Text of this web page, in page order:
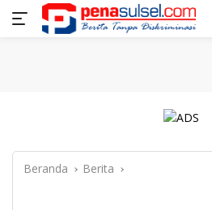
Langsung
Home Nasional Pendidikan
Beranda Berita